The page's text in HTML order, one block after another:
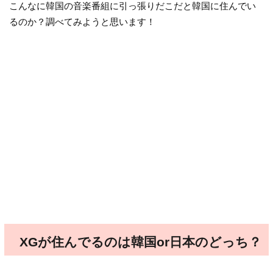
こんなに韓国の音楽番組に引っ張りだこだと韓国に住んでい
るのか？調べてみようと思います！
XGが住んでるのは韓国or日本のどっち？